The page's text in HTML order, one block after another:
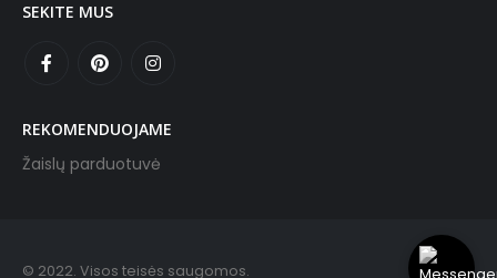
SEKITE MUS
REKOMENDUOJAME
Žaislų parduotuvė
© 2022. Visos teisės saugomos.